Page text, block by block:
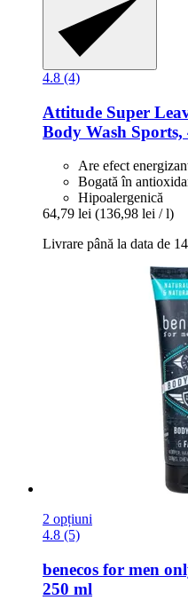
4.8 (4)
Attitude Super
Body Wash Sports,
Are efect
Bogată în
Hipoalergenică
64,79 lei (136,98 lei / l)
Livrare până la data de
2 opțiuni
4.8 (5)
benecos for men
250 ml